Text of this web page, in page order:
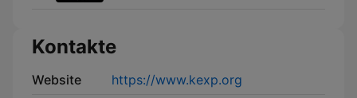
Kontakte
Website
https://www.kexp.org